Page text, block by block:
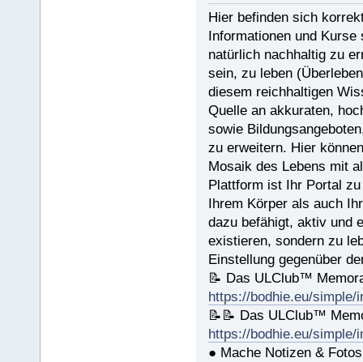
🚀 Ethik unjd die Zustände -
🚀 Integrität und Ehrlichkeit
🚀 🟡 Wie Sie jemandem
Wie Sie jemandem helfen
🚀 Werkzeuge für den
🚀 Die Ehe - https://
🚀 Kinder - https://bodhie.eu/
🚀 Ermittlung und ihr
🚀 Grundlagen des
🚀 Public Relations - https://
🚀 Planziele und Ziele-
🚀 Kommunikation - https://
Name (BlockBuchStaben)/
Spende € ______.- liegt bei!
Hier befinden sich
Informationen und
natürlich nachhaltig zu
sein, zu leben
diesem reichhaltigen
Quelle an akkuraten,
sowie
zu erweitern. Hier
Mosaik des Lebens mit
Plattform ist Ihr Portal
Ihrem Körper als auch
dazu befähigt, aktiv und
existieren, sondern zu
Einstellung gegenüber
📝 Das ULClub™
https://bodhie.eu/simple/
📝📝 Das ULClub™
https://bodhie.eu/simple/
● Mache Notizen &